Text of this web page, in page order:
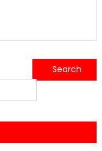
महिला सुरक्षा को लेकर नैनीताल पुलिस सतर्क, छात्राओं को दिए सुरक्षा टिप्स